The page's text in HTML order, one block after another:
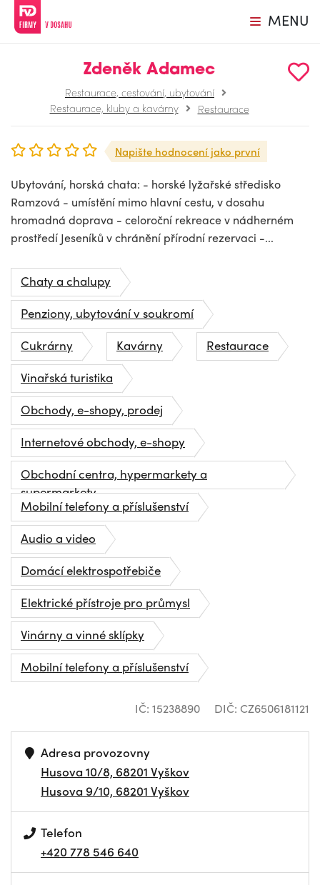
MENU
Zdeněk Adamec
Restaurace, cestování, ubytování
Restaurace, kluby a kavárny
Restaurace
Napište hodnocení jako první
Ubytování, horská chata: - horské lyžařské středisko
Ramzová - umístění mimo hlavní cestu, v dosahu
hromadná doprava - celoroční rekreace v nádherném
prostředí Jeseníků v chránění přírodní rezervaci -...
Chaty a chalupy
Penziony, ubytování v soukromí
Cukrárny
Kavárny
Restaurace
Vinařská turistika
Obchody, e-shopy, prodej
Internetové obchody, e-shopy
Obchodní centra, hypermarkety a
supermarkety
Mobilní telefony a příslušenství
Audio a video
Domácí elektrospotřebiče
Elektrické přístroje pro průmysl
Vinárny a vinné sklípky
Mobilní telefony a příslušenství
IČ: 15238890 DIČ: CZ6506181121
Adresa provozovny
Husova 10/8, 68201 Vyškov
Husova 9/10, 68201 Vyškov
Telefon
+420 778 546 640